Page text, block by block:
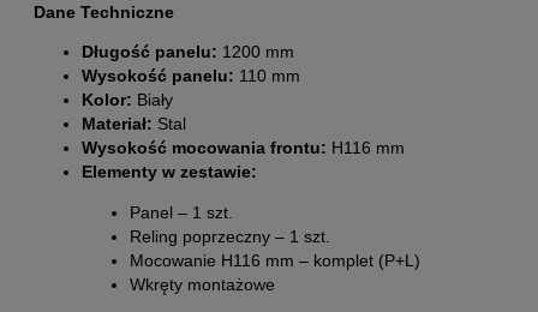
Dane Techniczne
Długość panelu: 1200 mm
Wysokość panelu: 110 mm
Kolor: Biały
Materiał: Stal
Wysokość mocowania frontu: H116 mm
Elementy w zestawie:
Panel – 1 szt.
Reling poprzeczny – 1 szt.
Mocowanie H116 mm – komplet (P+L)
Wkręty montażowe